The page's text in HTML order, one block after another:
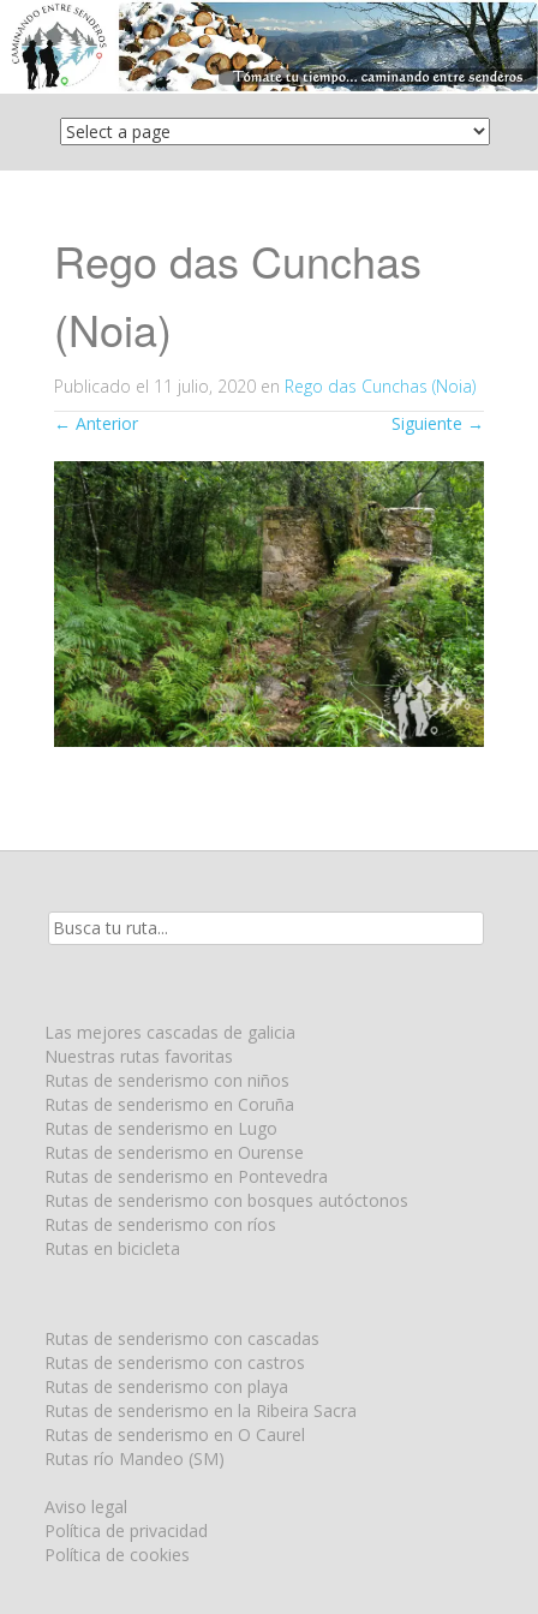
Saltar
contenido
Rego das Cunchas
(Noia)
Publicado el 11 julio, 2020 en Rego das Cunchas (Noia)
← Anterior Siguiente →
Resultados
Las mejores cascadas de galicia
Nuestras rutas favoritas
Rutas de senderismo con niños
Rutas de senderismo en Coruña
Rutas de senderismo en Lugo
Rutas de senderismo en Ourense
Rutas de senderismo en Pontevedra
Rutas de senderismo con bosques autóctonos
Rutas de senderismo con ríos
Rutas en bicicleta
Rutas de senderismo con cascadas
Rutas de senderismo con castros
Rutas de senderismo con playa
Rutas de senderismo en la Ribeira Sacra
Rutas de senderismo en O Caurel
Rutas río Mandeo (SM)
Aviso legal
Política de privacidad
Política de cookies